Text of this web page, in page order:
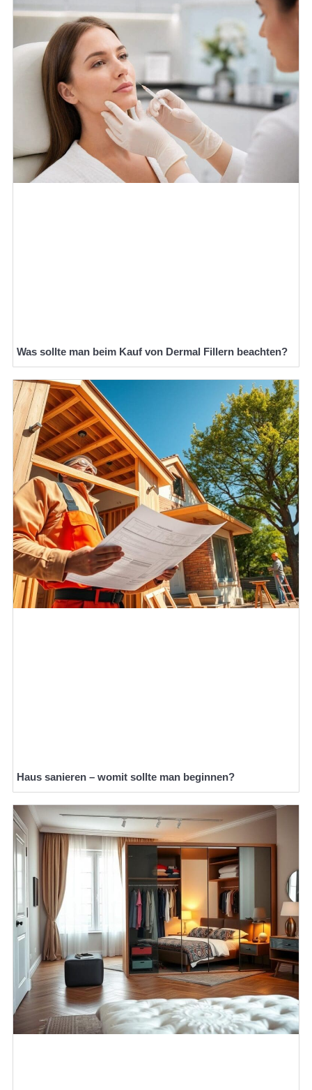
Was sollte man beim Kauf von Dermal Fillern beachten?
Haus sanieren – womit sollte man beginnen?